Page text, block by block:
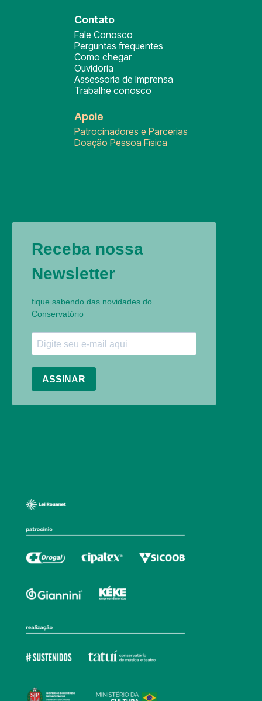
Contato
Fale Conosco
Perguntas frequentes
Como chegar
Ouvidoria
Assessoria de Imprensa
Trabalhe conosco
Apoie
Patrocinadores e Parcerias
Doação Pessoa Física